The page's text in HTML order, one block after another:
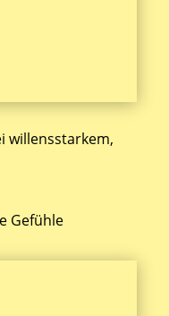
willensstarkem,
Gefühle